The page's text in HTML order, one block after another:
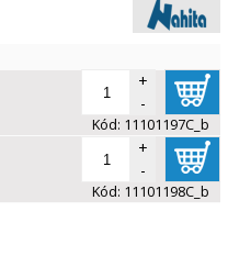
+
-
Kód: 11101197C_b
+
-
Kód: 11101198C_b